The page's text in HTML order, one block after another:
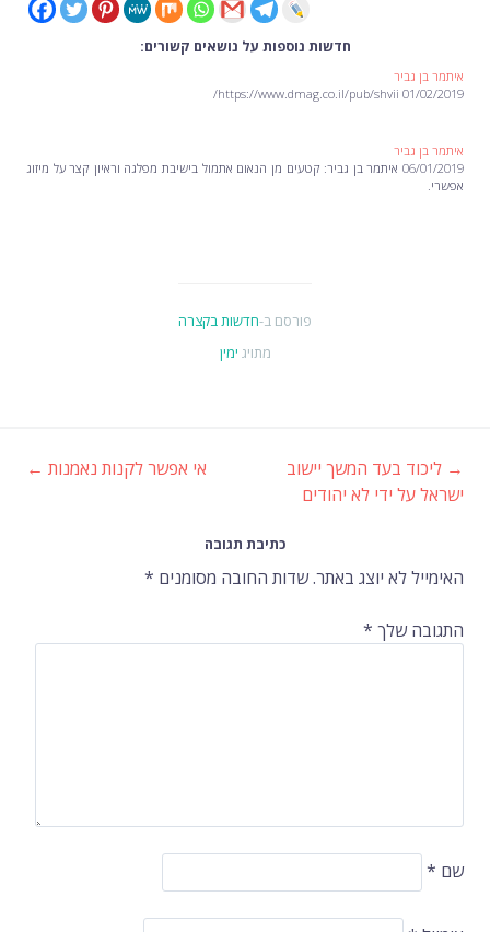
חדשות נוספות על נושאים קשורים:
איתמר בן גביר
01/02/2019 https://www.dmag.co.il/pub/shvii/
איתמר בן גביר
06/01/2019 איתמר בן גביר: קטעים מן הנאום אתמול בישיבת מפלגה וראיון קצר על מיזוג
אפשרי.
פורסם ב-חדשות בקצרה
מתויג ימין
ניווט
ברשומות
→ ליכוד בעד המשך יישוב
ישראל על ידי לא יהודים
אי אפשר לקנות נאמנות ←
כתיבת תגובה
האימייל לא יוצג באתר.שדות החובה מסומנים *
התגובה שלך *
שם *